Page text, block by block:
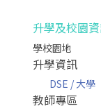
升學及校園
學校園地
升學資訊
DSE / 大學
教師專區